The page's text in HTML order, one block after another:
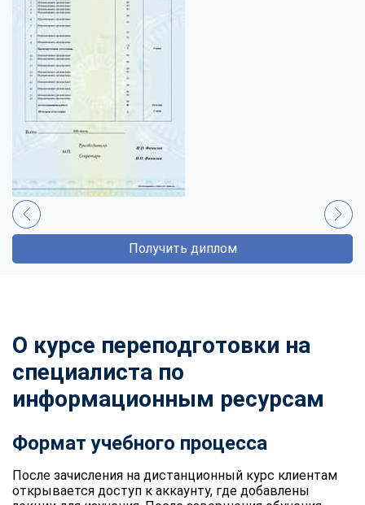
Получить диплом
О курсе переподготовки на
специалиста по
информационным ресурсам
Формат учебного процесса
После зачисления на дистанционный курс клиентам
открывается доступ к аккаунту, где добавлены